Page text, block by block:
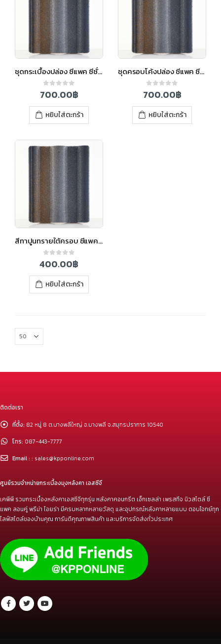
ชุดกระเบื้องปล่อง ซีแพค ซีซั่น สีวินเทอร์เกรย์
0 out of 5
700.00฿
หยิบใส่ตะกร้า
ชุดครอบโค้งปล่อง ซีแพค ซีซั่น สีวินเทอร์เกรย์
0 out of 5
700.00฿
หยิบใส่ตะกร้า
สีทาปูนทรายใต้ครอบ ซีแพค ซีซั่น สีวินเทอร์เกรย์
0 out of 5
400.00฿
หยิบใส่ตะกร้า
ติดต่อเรา
ที่ตั้ง: 82 หมู่ 8 ต.บางพลีใหญ่ อ.บางพลี จ.สมุทรปราการ 10540
โทร: 087-443-7777
Email : : sales@kpponline.com
ศูนย์รวมจำหน่ายกระเบื้องมุงหลังคา เอสซีจี
เคพีพี รวมกระเบื้องหลังคาเอสซีจีทุกรุ่น หลังคาคอนกรีต เอ็กเซลล่า เพรสทีจ นิวสไตล์ ซี
แพค ลอนคู่ พรีม่า ไอยร่า มีครบหลากหลายวัสดุ และอุปกรณ์หลังคาหลายแบบ ตอบโจทย์ทุก
ไลฟ์สไตล์ของบ้านคุณ การันตีคุณภาพสินค้า และบริการจัดส่งทั่วประเทศ